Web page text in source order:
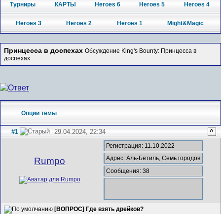
Турниры КАРТЫ Heroes 6 Heroes 5 Heroes 4
Heroes 3 Heroes 2 Heroes 1 Might&Magic
Принцесса в доспехах Обсуждение King's Bounty: Принцесса в
доспехах.
Опции темы
#1 29.04.2024, 22:34 ^
Rumpo
Регистрация: 11.10.2022
Адрес: Аль-Бетиль, Семь городов
Сообщения: 38
[ВОПРОС] Где взять дрейков?